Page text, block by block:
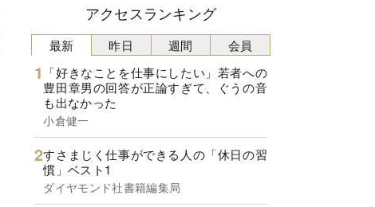
アクセスランキング
最新
「好きなことを仕事にしたい」若者への
豊田章男の回答が正論すぎて、ぐうの音
も出なかった
小倉健一
すさまじく仕事ができる人の「休日の習
慣」ベスト1
ダイヤモンド社書籍編集局
昨日 週間 会員